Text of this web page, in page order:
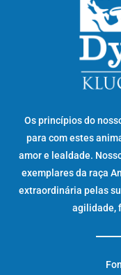
Os princípios do
para com estes
amor e lealdade.
exemplares da raça
extraordinária pelas
agilidade,